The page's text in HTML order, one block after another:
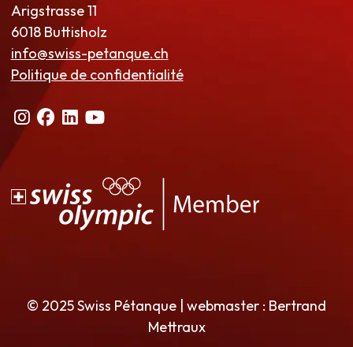
Arigstrasse 11
6018 Buttisholz
info@swiss-petanque.ch
Politique de confidentialité
© 2025 Swiss Pétanque | webmaster : Bertrand
Mettraux